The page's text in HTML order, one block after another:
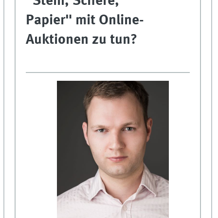
Papier" mit Online-
Auktionen zu tun?